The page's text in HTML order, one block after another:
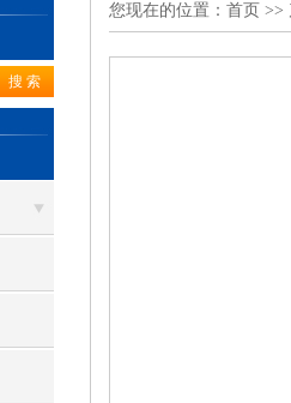
您现在的位置： 首页 >>